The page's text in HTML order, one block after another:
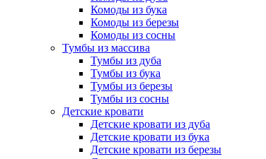
Комоды из бука
Комоды из березы
Комоды из сосны
Тумбы из массива
Тумбы из дуба
Тумбы из бука
Тумбы из березы
Тумбы из сосны
Детские кровати
Детские кровати из дуба
Детские кровати из бука
Детские кровати из березы